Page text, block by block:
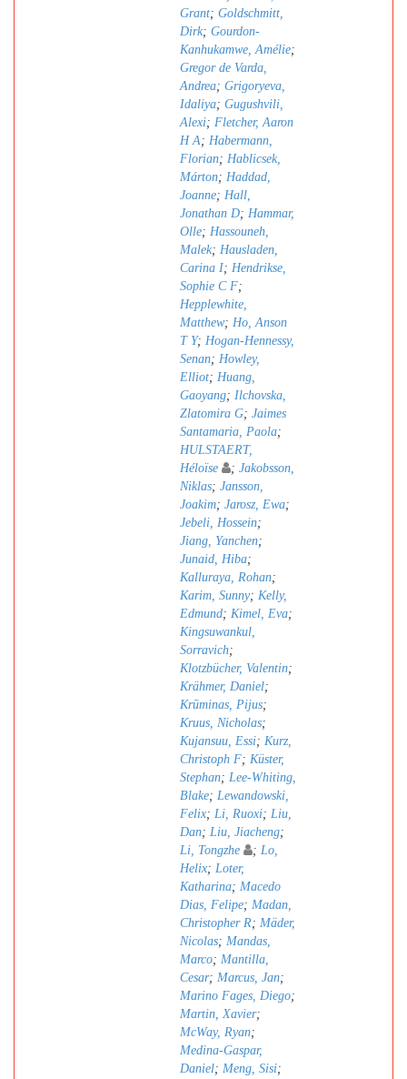
Grant; Goldschmitt,
Dirk; Gourdon-
Kanhukamwe, Amélie;
Gregor de Varda,
Andrea; Grigoryeva,
Idaliya; Gugushvili,
Alexi; Fletcher, Aaron
H A; Habermann,
Florian; Hablicsek,
Márton; Haddad,
Joanne; Hall,
Jonathan D; Hammar,
Olle; Hassouneh,
Malek; Hausladen,
Carina I; Hendrikse,
Sophie C F;
Hepplewhite,
Matthew; Ho, Anson
T Y; Hogan-Hennessy,
Senan; Howley,
Elliot; Huang,
Gaoyang; Ilchovska,
Zlatomira G; Jaimes
Santamaria, Paola;
HULSTAERT,
Héloïse
; Jakobsson,
Niklas; Jansson,
Joakim; Jarosz, Ewa;
Jebeli, Hossein;
Jiang, Yanchen;
Junaid, Hiba;
Kalluraya, Rohan;
Karim, Sunny; Kelly,
Edmund; Kimel, Eva;
Kingsuwankul,
Sorravich;
Klotzbücher, Valentin;
Krähmer, Daniel;
Krūminas, Pijus;
Kruus, Nicholas;
Kujansuu, Essi; Kurz,
Christoph F; Küster,
Stephan; Lee-Whiting,
Blake; Lewandowski,
Felix; Li, Ruoxi; Liu,
Dan; Liu, Jiacheng;
Li, Tongzhe
; Lo,
Helix; Loter,
Katharina; Macedo
Dias, Felipe; Madan,
Christopher R; Mäder,
Nicolas; Mandas,
Marco; Mantilla,
Cesar; Marcus, Jan;
Marino Fages, Diego;
Martin, Xavier;
McWay, Ryan;
Medina-Gaspar,
Daniel; Meng, Sisi;